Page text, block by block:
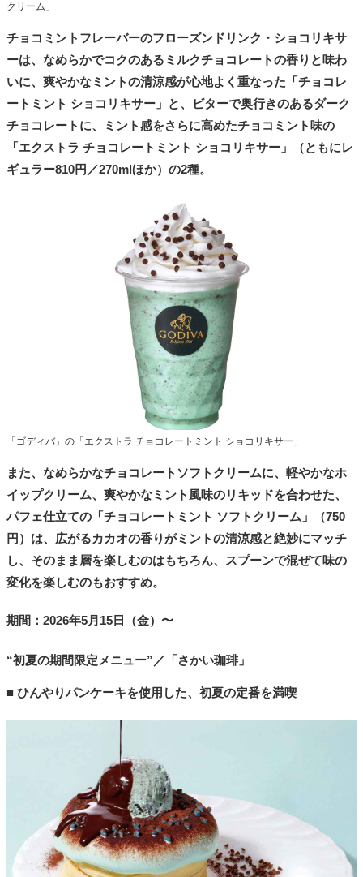
クリーム」
チョコミントフレーバーのフローズンドリンク・ショコリキサ
ーは、なめらかでコクのあるミルクチョコレートの香りと味わ
いに、爽やかなミントの清涼感が心地よく重なった「チョコレ
ートミント ショコリキサー」と、ビターで奥行きのあるダーク
チョコレートに、ミント感をさらに高めたチョコミント味の
「エクストラ チョコレートミント ショコリキサー」（ともにレ
ギュラー810円／270mlほか）の2種。
「ゴディバ」の「エクストラ チョコレートミント ショコリキサー」
また、なめらかなチョコレートソフトクリームに、軽やかなホ
イップクリーム、爽やかなミント風味のリキッドを合わせた、
パフェ仕立ての「チョコレートミント ソフトクリーム」（750
円）は、広がるカカオの香りがミントの清涼感と絶妙にマッチ
し、そのまま層を楽しむのはもちろん、スプーンで混ぜて味の
変化を楽しむのもおすすめ。
期間：2026年5月15日（金）〜
“初夏の期間限定メニュー”／「さかい珈琲」
■ ひんやりパンケーキを使用した、初夏の定番を満喫